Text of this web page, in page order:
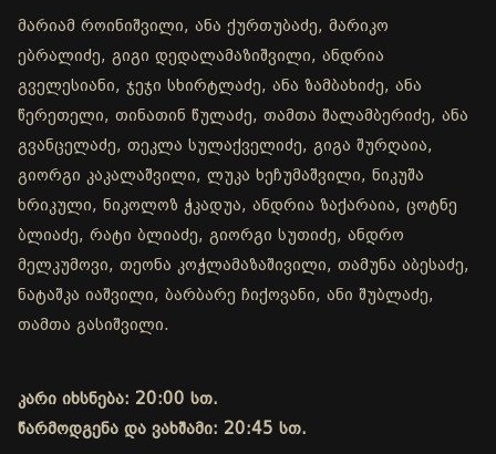
მარიამ როინიშვილი, ანა ქურთუბაძე, მარიკო
ებრალიძე, გიგი დედალამაზიშვილი, ანდრია
გველესიანი, ჯეჯი სხირტლაძე, ანა ზამბახიძე, ანა
წერეთელი, თინათინ წულაძე, თამთა შალამბერიძე, ანა
გვანცელაძე, თეკლა სულაქველიძე, გიგა შურღაია,
გიორგი კაკალაშვილი, ლუკა ხეჩუმაშვილი, ნიკუშა
ხრიკული, ნიკოლოზ ჭკადუა, ანდრია ზაქარაია, ცოტნე
ბლიაძე, რატი ბლიაძე, გიორგი სუთიძე, ანდრო
მელკუმოვი, თეონა კოჭლამაზაშივილი, თამუნა აბესაძე,
ნატაშკა იაშვილი, ბარბარე ჩიქოვანი, ანი შუბლაძე,
თამთა გასიშვილი.
კარი იხსნება: 20:00 სთ.
წარმოდგენა და ვახშამი: 20:45 სთ.